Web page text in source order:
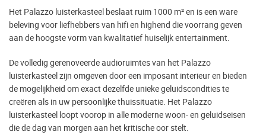
Het Palazzo luisterkasteel beslaat ruim 1000 m² en is een ware
beleving voor liefhebbers van hifi en highend die voorrang geven
aan de hoogste vorm van kwalitatief huiselijk entertainment.
De volledig gerenoveerde audioruimtes van het Palazzo
luisterkasteel zijn omgeven door een imposant interieur en bieden
de mogelijkheid om exact dezelfde unieke geluidscondities te
creëren als in uw persoonlijke thuissituatie. Het Palazzo
luisterkasteel loopt voorop in alle moderne woon- en geluidseisen
die de dag van morgen aan het kritische oor stelt.